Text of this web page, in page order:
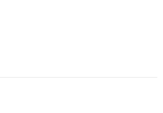
sich um ein Jahr